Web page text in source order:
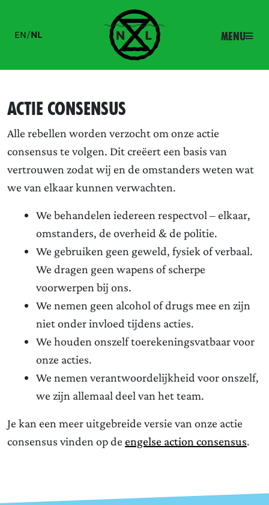
EN/NL Menu
Actie consensus
Alle rebellen worden verzocht om onze actie
consensus te volgen. Dit creëert een basis van
vertrouwen zodat wij en de omstanders weten wat
we van elkaar kunnen verwachten.
We behandelen iedereen respectvol – elkaar,
omstanders, de overheid & de politie.
We gebruiken geen geweld, fysiek of verbaal.
We dragen geen wapens of scherpe
voorwerpen bij ons.
We nemen geen alcohol of drugs mee en zijn
niet onder invloed tijdens acties.
We houden onszelf toerekeningsvatbaar voor
onze acties.
We nemen verantwoordelijkheid voor onszelf,
we zijn allemaal deel van het team.
Je kan een meer uitgebreide versie van onze actie
consensus vinden op de engelse action consensus.